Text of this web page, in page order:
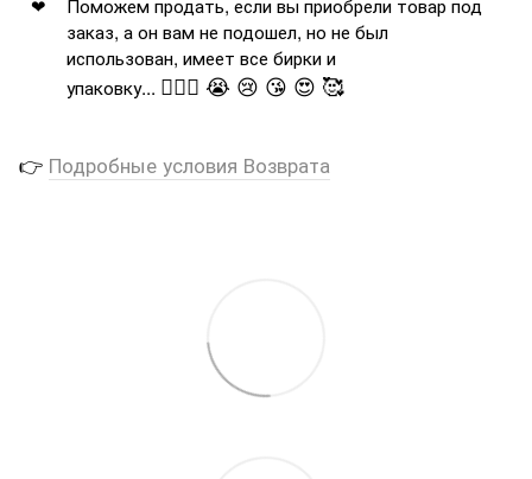
заказ, а он вам не подошел, но не был
использован, имеет все бирки и
упаковку... 🤦🏻‍♂️ 😭 😢 😘 😍 🥰
👉 Подробные условия Возврата